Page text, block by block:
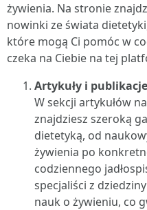
żywienia. Na stronie
nowinki ze świata
które mogą Ci pomóc w
czeka na Ciebie na tej
Artykuły i
W sekcji artykułów na
znajdziesz szeroką
dietetyką, od
żywienia po
codziennego
specjaliści z
nauk o żywieniu, co